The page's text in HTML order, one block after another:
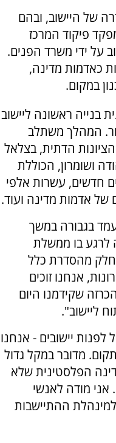
של היישוב, ובהם
פיקוד המרכז
על ידי משרד הפנים.
כאדמות מדינה,
במקום.
בנייה ראשונה ליישוב
יחידות דיור. המהלך משתלב
הציונות הדתית, בצלאל
ושומרון, הכוללת
מ- 100 יישובים חדשים, עשרות אלפי
של אדמות מדינה ועוד.
בגבורה במשך
בו ממשלת
מהסדרת כלל
אנחנו זוכים
שקידמנו היום
ליישוב".
יישובים - אנחנו
מדובר במקל גדול
הפלסטינית שלא
אני מודה לאנשי
ההתיישבות